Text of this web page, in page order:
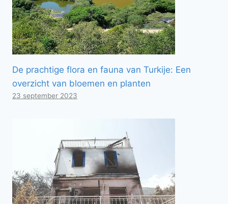
De prachtige flora en fauna van Turkije: Een
overzicht van bloemen en planten
23 september 2023